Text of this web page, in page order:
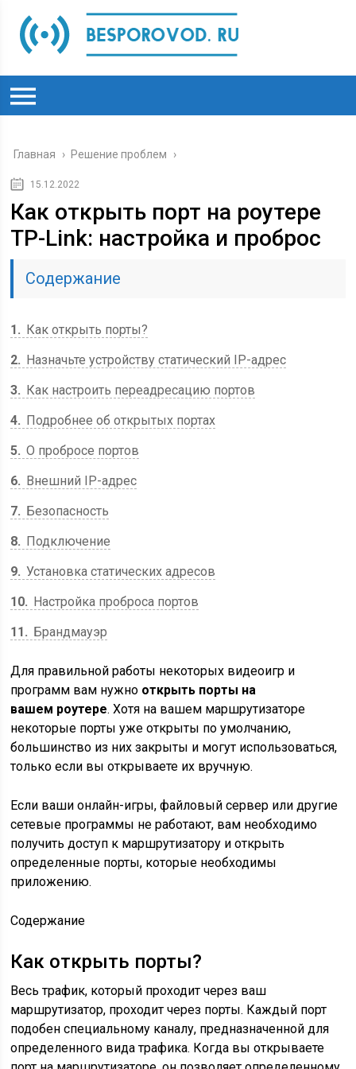
Главная › Решение проблем ›
15.12.2022
Как открыть порт на роутере
TP-Link: настройка и проброс
Содержание
1
Как открыть порты?
2
Назначьте устройству статический IP-адрес
3
Как настроить переадресацию портов
4
Подробнее об открытых портах
5 О пробросе портов
6
Внешний IP-адрес
7
Безопасность
8
Подключение
9 Установка статических адресов
10
Настройка проброса портов
11
Брандмауэр
Для правильной работы некоторых видеоигр и
программ вам нужно открыть порты на
вашем роутере. Хотя на вашем маршрутизаторе
некоторые порты уже открыты по умолчанию,
большинство из них закрыты и могут использоваться,
только если вы открываете их вручную.
Если ваши онлайн-игры, файловый сервер или другие
сетевые программы не работают, вам необходимо
получить доступ к маршрутизатору и открыть
определенные порты, которые необходимы
приложению.
Содержание
Как открыть порты?
Весь трафик, который проходит через ваш
маршрутизатор, проходит через порты. Каждый порт
подобен специальному каналу, предназначенной для
определенного вида трафика. Когда вы открываете